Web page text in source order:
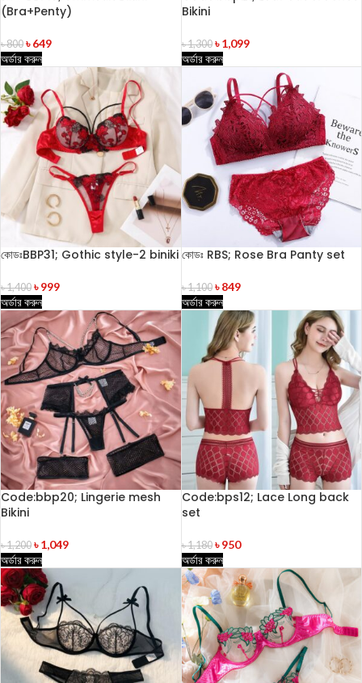
(Bra+Penty)
৳800 ৳649
অর্ডার করুন
Bikini
৳1,300 ৳1,099
অর্ডার করুন
কোডঃBBP31; Gothic style-2 biniki
৳1,400 ৳999
অর্ডার করুন
কোডঃ RBS; Rose Bra Panty set
৳1,100 ৳849
অর্ডার করুন
Code:bbp20; Lingerie mesh
Bikini
৳1,200 ৳1,049
অর্ডার করুন
Code:bps12; Lace Long back
set
৳1,180 ৳950
অর্ডার করুন